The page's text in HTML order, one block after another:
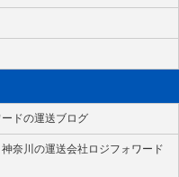
ドの運送ブログ
奈川の運送会社ロジフォワード